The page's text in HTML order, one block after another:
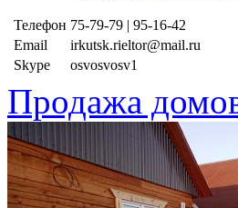
Телефон 75-79-79 | 95-16-42
Email
irkutsk.rieltor@mail.ru
Skype
osvosvosv1
Продажа